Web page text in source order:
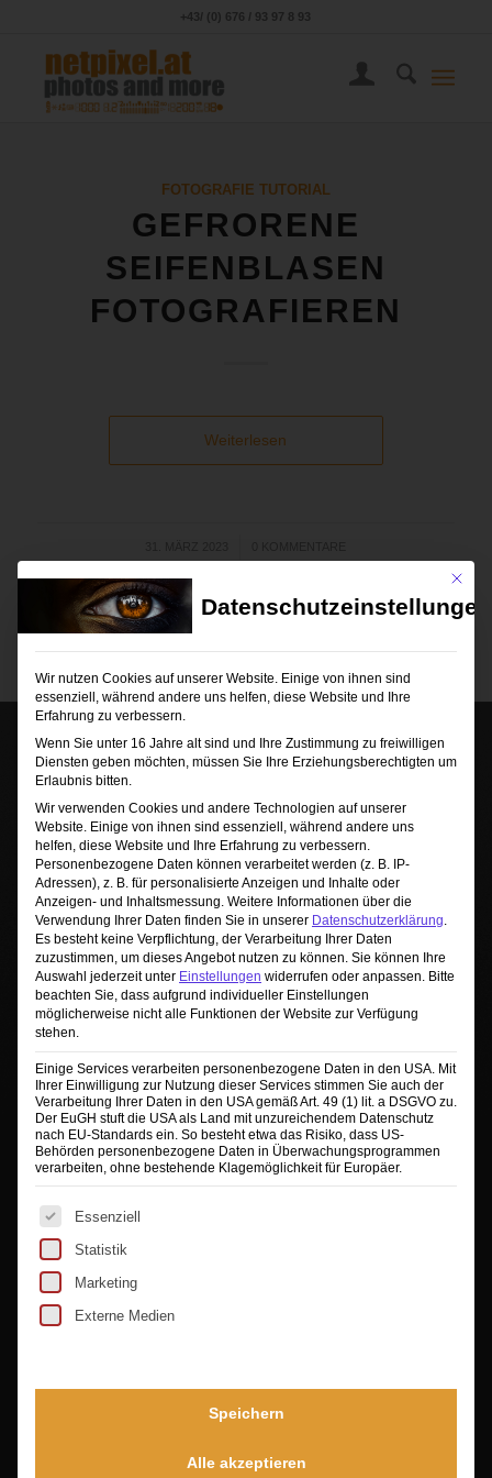
+43/ (0) 676 / 93 97 8 93
FOTOGRAFIE TUTORIAL
GEFRORENE
SEIFENBLASEN
FOTOGRAFIEREN
Weiterlesen
Sie sehen gerade einen Platzhalterinhalt von
TrustIndex. Um auf den eigentlichen Inhalt
zuzugreifen, klicken Sie auf die Schaltfläche unten.
Bitte beachten Sie, dass dabei Daten an Drittanbieter
weitergegeben werden.
Mehr Informationen
Inhalt entsperren
Erforderlichen Service akzeptieren und
Inhalte entsperren
PORTFOLIO
Mit
Datenschutzeinstellungen
Wir nutzen Cookies auf unserer Website. Einige von ihnen sind
essenziell, während andere uns helfen, diese Website und Ihre
Erfahrung zu verbessern.
Wenn Sie unter 16 Jahre alt sind und Ihre Zustimmung zu freiwilligen
Diensten geben möchten, müssen Sie Ihre Erziehungsberechtigten um
Erlaubnis bitten.
Wir verwenden Cookies und andere Technologien auf unserer
Website. Einige von ihnen sind essenziell, während andere uns
helfen, diese Website und Ihre Erfahrung zu verbessern.
Personenbezogene Daten können verarbeitet werden (z. B. IP-
Adressen), z. B. für personalisierte Anzeigen und Inhalte oder
Anzeigen- und Inhaltsmessung. Weitere Informationen über die
Verwendung Ihrer Daten finden Sie in unserer Datenschutzerklärung.
Es besteht keine Verpflichtung, der Verarbeitung Ihrer Daten
zuzustimmen, um dieses Angebot nutzen zu können. Sie können Ihre
Auswahl jederzeit unter Einstellungen widerrufen oder anpassen. Bitte
beachten Sie, dass aufgrund individueller Einstellungen
möglicherweise nicht alle Funktionen der Website zur Verfügung
stehen.
Einige Services verarbeiten personenbezogene Daten in den USA. Mit
Ihrer Einwilligung zur Nutzung dieser Services stimmen Sie auch der
Verarbeitung Ihrer Daten in den USA gemäß Art. 49 (1) lit. a DSGVO zu.
Der EuGH stuft die USA als Land mit unzureichendem Datenschutz
nach EU-Standards ein. So besteht etwa das Risiko, dass US-
Behörden personenbezogene Daten in Überwachungsprogrammen
verarbeiten, ohne bestehende Klagemöglichkeit für Europäer.
Es folgt eine Liste der Service-Gruppen, für die eine
Essenziell
Statistik
Marketing
Externe Medien
Speichern
Alle akzeptieren